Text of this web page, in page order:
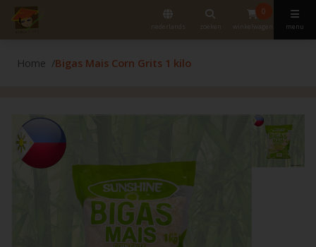
nederlands zoeken
0
winkelwagen menu
Home Bigas Mais Corn Grits 1 kilo